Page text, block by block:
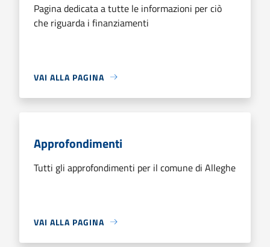
Pagina dedicata a tutte le informazioni per ciò
che riguarda i finanziamenti
VAI ALLA PAGINA
Approfondimenti
Tutti gli approfondimenti per il comune di Alleghe
VAI ALLA PAGINA